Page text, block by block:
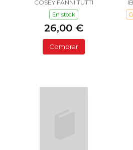
COSEY FANNI TUTTI
En stock
26,00 €
Comprar